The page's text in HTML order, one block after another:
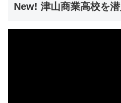
New! 津山商業高校を